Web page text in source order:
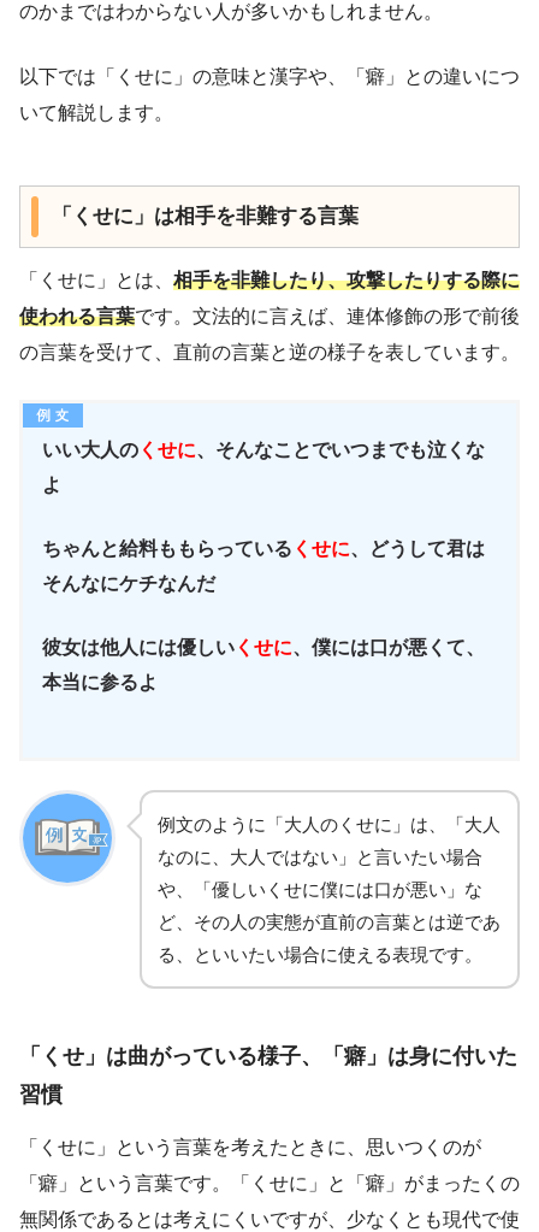
のかまではわからない人が多いかもしれません。
以下では「くせに」の意味と漢字や、「癖」との違いにつ
いて解説します。
「くせに」は相手を非難する言葉
「くせに」とは、 相手を非難したり、攻撃したりする際に
使われる言葉です。文法的に言えば、連体修飾の形で前後
の言葉を受けて、直前の言葉と逆の様子を表しています。
いい大人の くせに、そんなことでいつまでも泣くな
よ
ちゃんと給料ももらっている くせに、どうして君は
そんなにケチなんだ
彼女は他人には優しい くせに、僕には口が悪くて、
本当に参るよ
例文のように「大人のくせに」は、「大人
なのに、大人ではない」と言いたい場合
や、「優しいくせに僕には口が悪い」な
ど、その人の実態が直前の言葉とは逆であ
る、といいたい場合に使える表現です。
「くせ」は曲がっている様子、「癖」は身に付いた
習慣
「くせに」という言葉を考えたときに、思いつくのが
「癖」という言葉です。「くせに」と「癖」がまったくの
無関係であるとは考えにくいですが、少なくとも現代で使